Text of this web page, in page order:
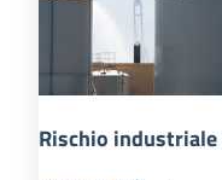
Rischio industriale